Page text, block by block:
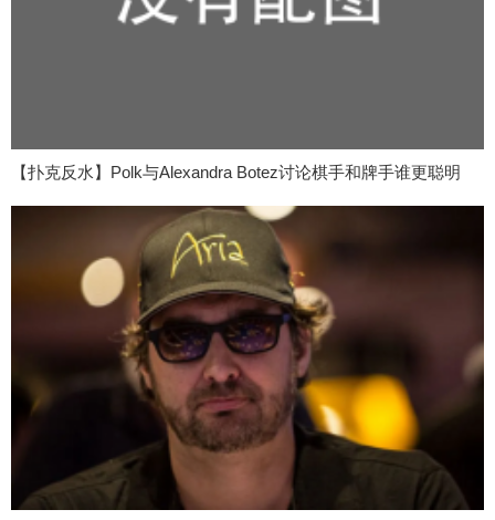
【扑克反水】Polk与Alexandra Botez讨论棋手和牌手谁更聪明